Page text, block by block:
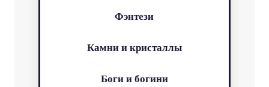
Фэнтези
Камни и кристаллы
Боги и богини